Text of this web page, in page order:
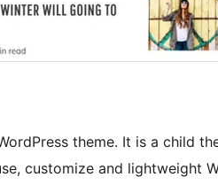
theme. It is a child
customize and lightweight